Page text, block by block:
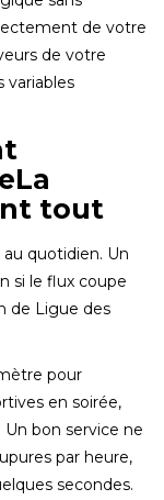
de votre
de votre
variables
tout
quotidien. Un
si le flux coupe
de Ligue des
pour
en soirée,
bon service ne
par heure,
secondes.